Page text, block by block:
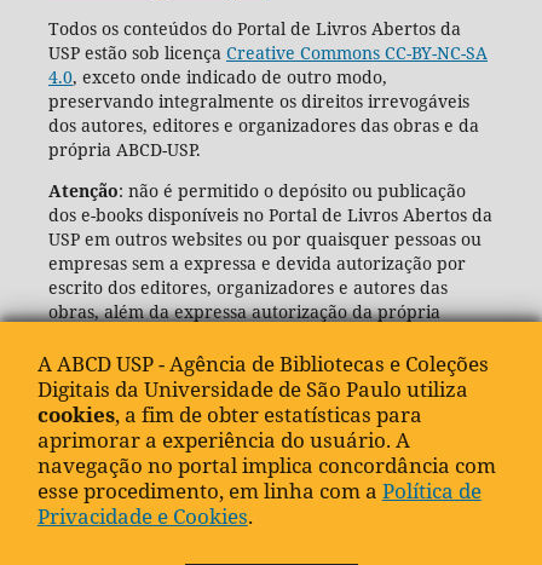
Todos os conteúdos do Portal de Livros Abertos da
USP estão sob licença Creative Commons CC-BY-NC-SA
4.0, exceto onde indicado de outro modo,
preservando integralmente os direitos irrevogáveis
dos autores, editores e organizadores das obras e da
própria ABCD-USP.
Atenção: não é permitido o depósito ou publicação
dos e-books disponíveis no Portal de Livros Abertos da
USP em outros websites ou por quaisquer pessoas ou
empresas sem a expressa e devida autorização por
escrito dos editores, organizadores e autores das
obras, além da expressa autorização da própria
(ABCD-USP).
A ABCD USP - Agência de Bibliotecas e Coleções
Digitais da Universidade de São Paulo utiliza
cookies, a fim de obter estatísticas para
aprimorar a experiência do usuário. A
navegação no portal implica concordância com
esse procedimento, em linha com a Política de
Privacidade e Cookies.